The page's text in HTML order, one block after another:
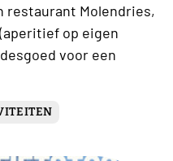
restaurant Molendries,
op eigen
voor een